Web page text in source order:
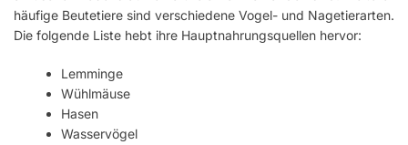
häufige Beutetiere sind verschiedene Vogel- und Nagetierarten.
Die folgende Liste hebt ihre Hauptnahrungsquellen hervor:
Lemminge
Wühlmäuse
Hasen
Wasservögel